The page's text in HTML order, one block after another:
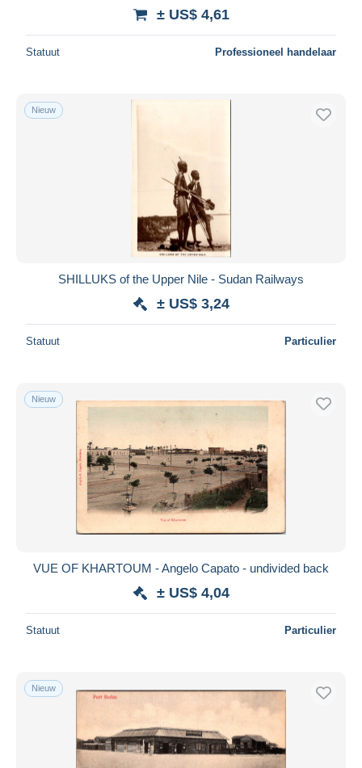
± US$ 4,61
Statuut Professioneel handelaar
Nieuw
SHILLUKS of the Upper Nile - Sudan Railways
± US$ 3,24
Statuut Particulier
Nieuw
VUE OF KHARTOUM - Angelo Capato - undivided back
± US$ 4,04
Statuut Particulier
Nieuw